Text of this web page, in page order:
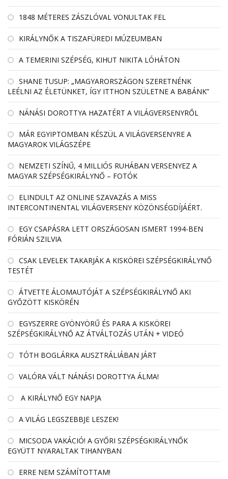
1848 MÉTERES ZÁSZLÓVAL VONULTAK FEL
KIRÁLYNŐK A TISZAFÜREDI MÚZEUMBAN
A TEMERINI SZÉPSÉG, KIHUT NIKITA LÓHÁTON
SHANE TUSUP: „MAGYARORSZÁGON SZERETNÉNK
LEÉLNI AZ ÉLETÜNKET, ÍGY ITTHON SZÜLETNE A BABÁNK”
NÁNÁSI DOROTTYA HAZATÉRT A VILÁGVERSENYRŐL
MÁR EGYIPTOMBAN KÉSZÜL A VILÁGVERSENYRE A
MAGYAROK VILÁGSZÉPE
NEMZETI SZÍNŰ, 4 MILLIÓS RUHÁBAN VERSENYEZ A
MAGYAR SZÉPSÉGKIRÁLYNŐ – FOTÓK
ELINDULT AZ ONLINE SZAVAZÁS A MISS
INTERCONTINENTAL VILÁGVERSENY KÖZÖNSÉGDÍJÁÉRT.
EGY CSAPÁSRA LETT ORSZÁGOSAN ISMERT 1994-BEN
FÓRIÁN SZILVIA
CSAK LEVELEK TAKARJÁK A KISKÖREI SZÉPSÉGKIRÁLYNŐ
TESTÉT
ÁTVETTE ÁLOMAUTÓJÁT A SZÉPSÉGKIRÁLYNŐ AKI
GYŐZÖTT KISKÖRÉN
EGYSZERRE GYÖNYÖRŰ ÉS PARA A KISKÖREI
SZÉPSÉGKIRÁLYNŐ AZ ÁTVÁLTOZÁS UTÁN + VIDEÓ
TÓTH BOGLÁRKA AUSZTRÁLIÁBAN JÁRT
VALÓRA VÁLT NÁNÁSI DOROTTYA ÁLMA!
A KIRÁLYNŐ EGY NAPJA
A VILÁG LEGSZEBBJE LESZEK!
MICSODA VAKÁCIÓ! A GYŐRI SZÉPSÉGKIRÁLYNŐK
EGYÜTT NYARALTAK TIHANYBAN
ERRE NEM SZÁMÍTOTTAM!